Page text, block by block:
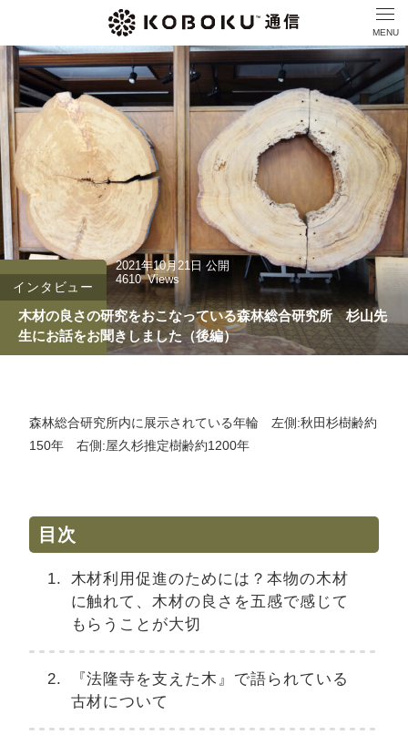
MENU
木材の良さの研究をおこなっている森林総合研究所 杉山先
生にお話をお聞きしました（後編）
インタビュー
2021年10月21日 公開
4610 Views
森林総合研究所内に展示されている年輪 左側:秋田杉樹齢約
150年 右側:屋久杉推定樹齢約1200年
目次
木材利用促進のためには？本物の木材
に触れて、木材の良さを五感で感じて
もらうことが大切
『法隆寺を支えた木』で語られている
古材について